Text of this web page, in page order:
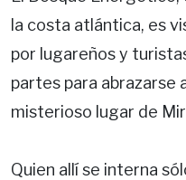
la costa atlántica, es
por lugareños y
partes para abrazarse
misterioso lugar de
Quien allí se interna